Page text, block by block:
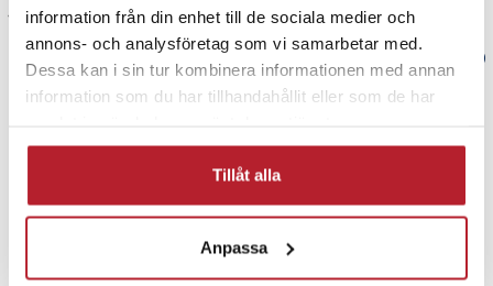
information från din enhet till de sociala medier och
annons- och analysföretag som vi samarbetar med.
Dessa kan i sin tur kombinera informationen med annan
information som du har tillhandahållit eller som de har
Tillåt alla
Anpassa
Visa fler recensioner
Verified by Trustvoice
UTFÖRSÄLJNING